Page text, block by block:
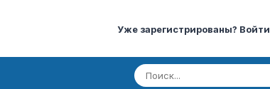
Уже зарегистрированы? Войти